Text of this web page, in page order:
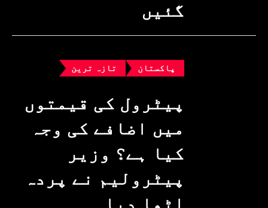
گئیں
پاکستان تازہ ترین
پیٹرول کی قیمتوں
میں اضافے کی وجہ
کیا ہے؟ وزیرِ
پیٹرولیم نے پردہ
اٹھا دیا